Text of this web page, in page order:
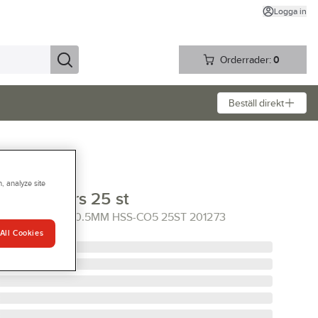
Logga in
Orderrader: 0
Beställ direkt
7-skärs 25 st
7-SKÄRS 1-13X0.5MM HSS-CO5 25ST 201273
analyze site
Cookies